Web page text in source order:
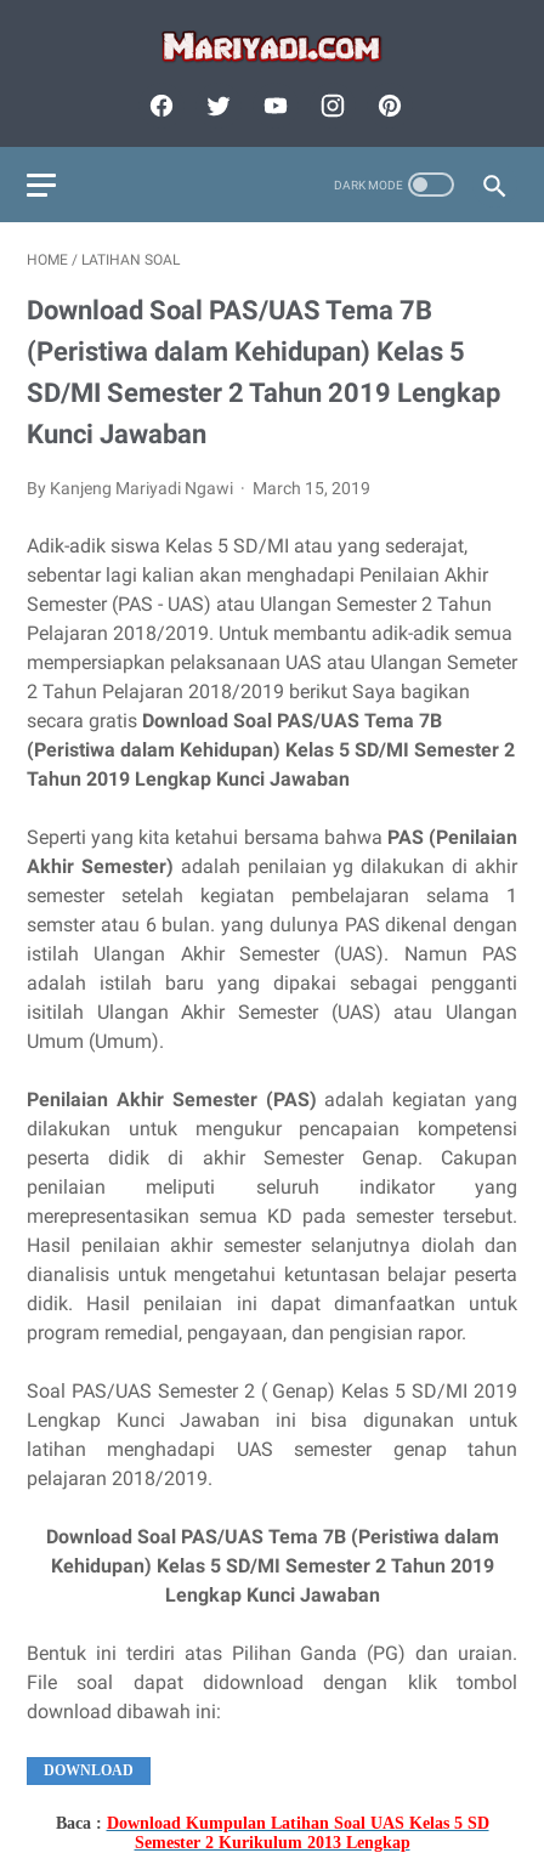
HOME / LATIHAN SOAL
Download Soal PAS/UAS Tema 7B
(Peristiwa dalam Kehidupan) Kelas 5
SD/MI Semester 2 Tahun 2019 Lengkap
Kunci Jawaban
By Kanjeng Mariyadi Ngawi March 15, 2019
Adik-adik siswa Kelas 5 SD/MI atau yang sederajat,
sebentar lagi kalian akan menghadapi Penilaian Akhir
Semester (PAS - UAS) atau Ulangan Semester 2 Tahun
Pelajaran 2018/2019. Untuk membantu adik-adik semua
mempersiapkan pelaksanaan UAS atau Ulangan Semeter
2 Tahun Pelajaran 2018/2019 berikut Saya bagikan
secara gratis Download Soal PAS/UAS Tema 7B
(Peristiwa dalam Kehidupan) Kelas 5 SD/MI Semester 2
Tahun 2019 Lengkap Kunci Jawaban
Seperti yang kita ketahui bersama bahwa PAS (Penilaian
Akhir Semester) adalah penilaian yg dilakukan di akhir
semester setelah kegiatan pembelajaran selama 1
semster atau 6 bulan. yang dulunya PAS dikenal dengan
istilah Ulangan Akhir Semester (UAS). Namun PAS
adalah istilah baru yang dipakai sebagai pengganti
isitilah Ulangan Akhir Semester (UAS) atau Ulangan
Umum (Umum).
Penilaian Akhir Semester (PAS) adalah kegiatan yang
dilakukan untuk meng­ukur pencapaian kompetensi
peserta didik di akhir Semester Genap. Cakupan
penilaian meliputi seluruh indikator yang
merepresentasikan semua KD pada semester tersebut.
Hasil penilaian akhir semester selanjutnya diolah dan
dianalisis untuk menge­tahui ketuntasan belajar peserta
didik. Hasil penilaian ini dapat dimanfaatkan untuk
program remedial, pengayaan, dan pengisian rapor.
Soal PAS/UAS Semester 2 ( Genap) Kelas 5 SD/MI 2019
Lengkap Kunci Jawaban ini bisa digunakan untuk
latihan menghadapi UAS semester genap tahun
pelajaran 2018/2019.
Download Soal PAS/UAS Tema 7B (Peristiwa dalam
Kehidupan) Kelas 5 SD/MI Semester 2 Tahun 2019
Lengkap Kunci Jawaban
Bentuk ini terdiri atas Pilihan Ganda (PG) dan uraian.
File soal dapat
didownload dengan klik tombol
download dibawah ini:
DOWNLOAD
Baca : Download Kumpulan Latihan Soal UAS Kelas 5 SD
Semester 2 Kurikulum 2013 Lengkap